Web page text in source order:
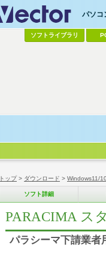
トップ> ダウンロード > Windows11/
ソフト詳細
PARACIMA ス
パラシーマ下請業者
パソコ
ソフトライブラリ